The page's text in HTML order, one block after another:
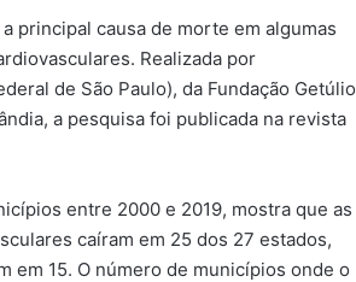
principal causa de morte em algumas
Realizada por
de São Paulo), da Fundação Getúlio
a pesquisa foi publicada na revista
entre 2000 e 2019, mostra que as
caíram em 25 dos 27 estados,
em 15. O número de municípios onde o